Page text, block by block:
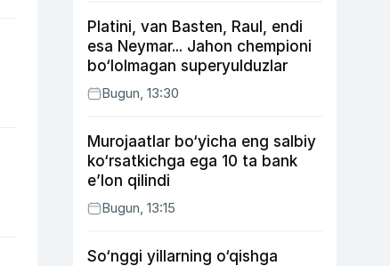
Platini, van Basten, Raul, endi
esa Neymar... Jahon chempioni
bo‘lolmagan superyulduzlar
Bugun, 13:30
Murojaatlar bo‘yicha eng salbiy
ko‘rsatkichga ega 10 ta bank
e’lon qilindi
Bugun, 13:15
So‘nggi yillarning o‘qishga